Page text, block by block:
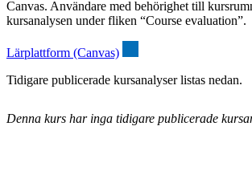
Canvas. Användare med behörighet till
kursanalysen under fliken “Course evaluation”.
Lärplattform (Canvas)
Tidigare publicerade kursanalyser listas nedan.
Denna kurs har inga tidigare publicerade